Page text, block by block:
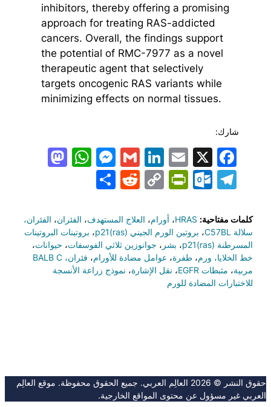
inhibitors, thereby offering a promising
approach for treating RAS-addicted
cancers. Overall, the findings support
the potential of RMC-7977 as a novel
therapeutic agent that selectively
targets oncogenic RAS variants while
minimizing effects on normal tissues.
شارك:
Facebook
X
Email
LinkedIn
Gmail
Telegram
Outlook.com
PrintFriendly
Copy
Reddit
Share
كلمات مفتاحية: HRAS، أورام، العلاج المستهدف، الفئران، الفئران،
سلالة C57BL
، بروتين الورم الجيني p21(ras) ، بروتينات البروتينات
المسرطنة p21(ras)
، بشر ، جوانوزين ثلاثي الفوسفات، حيوانات،
خط الخلايا، ورم،طفرة، عوامل مضادة للأورام،
فئران، BALB C
مربية، مثبطات EGFR ، نقل الإشارة، نموذج زراعة الأنسجة
للاختبارات المضادة للورم
حقوق النشر © 2026 العالِم العربي. جميع الحقوق محفوظة. موقع العالِم
العربي غير مسؤول عن محتوى المواقع الخارجية.